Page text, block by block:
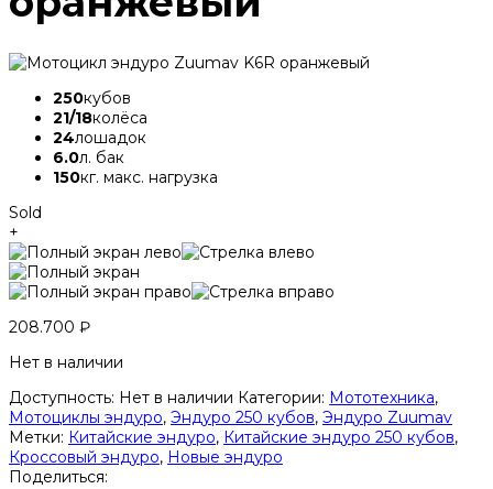
250кубов
21/18колёса
24лошадок
6.0л. бак
150кг. макс. нагрузка
Sold
+
208.700 ₽
Нет в наличии
Доступность: Нет в наличии Категории: Мототехника,
Мотоциклы эндуро, Эндуро 250 кубов, Эндуро Zuumav
Метки: Китайские эндуро, Китайские эндуро 250 кубов,
Кроссовый эндуро, Новые эндуро
Поделиться: